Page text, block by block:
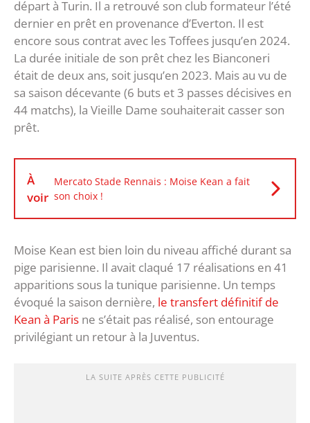
départ à Turin. Il a retrouvé son club formateur l’été
dernier en prêt en provenance d’Everton. Il est
encore sous contrat avec les Toffees jusqu’en 2024.
La durée initiale de son prêt chez les Bianconeri
était de deux ans, soit jusqu’en 2023. Mais au vu de
sa saison décevante (6 buts et 3 passes décisives en
44 matchs), la Vieille Dame souhaiterait casser son
prêt.
À
voir
Mercato Stade Rennais : Moise Kean a fait
son choix !
Moise Kean est bien loin du niveau affiché durant sa
pige parisienne. Il avait claqué 17 réalisations en 41
apparitions sous la tunique parisienne. Un temps
évoqué la saison dernière, le transfert définitif de
Kean à Paris ne s’était pas réalisé, son entourage
privilégiant un retour à la Juventus.
LA SUITE APRÈS CETTE PUBLICITÉ